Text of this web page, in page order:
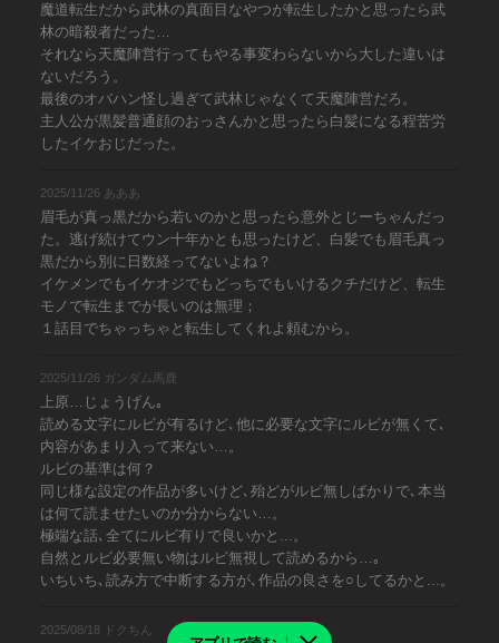
魔道転生だから武林の真面目なやつが転生したかと思ったら武
林の暗殺者だった…
それなら天魔陣営行ってもやる事変わらないから大した違いは
ないだろう。
最後のオバハン怪し過ぎて武林じゃなくて天魔陣営だろ。
主人公が黒髪普通顔のおっさんかと思ったら白髪になる程苦労
したイケおじだった。
2025/11/26 あああ
眉毛が真っ黒だから若いのかと思ったら意外とじーちゃんだっ
た。逃げ続けてウン十年かとも思ったけど、白髪でも眉毛真っ
黒だから別に日数経ってないよね？
イケメンでもイケオジでもどっちでもいけるクチだけど、転生
モノで転生までが長いのは無理；
１話目でちゃっちゃと転生してくれよ頼むから。
2025/11/26 ガンダム馬鹿
上原…じょうげん｡
読める文字にルビが有るけど､他に必要な文字にルビが無くて､
内容があまり入って来ない…。
ルビの基準は何？
同じ様な設定の作品が多いけど､殆どがルビ無しばかりで､本当
は何て読ませたいのか分からない…。
極端な話､全てにルビ有りで良いかと...。
自然とルビ必要無い物はルビ無視して読めるから…｡
いちいち､読み方で中断する方が､作品の良さを○してるかと...。
2025/08/18 ドクちん